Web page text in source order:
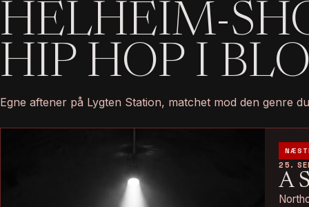
HELHEIM-
HIP HOP I
Egne aftener på Lygten Station, matchet mod den genre
25.
A